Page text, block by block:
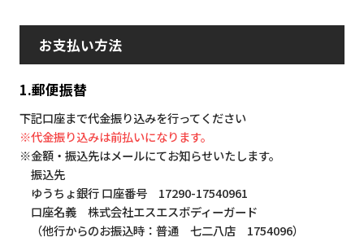
お支払い方法
1.郵便振替
下記口座まで代金振り込みを行ってください
※代金振り込みは前払いになります。
※金額・振込先はメールにてお知らせいたします。
振込先
ゆうちょ銀行 口座番号 17290-17540961
口座名義 株式会社エスエスボディーガード
（他行からのお振込時：普通 七二八店 1754096）